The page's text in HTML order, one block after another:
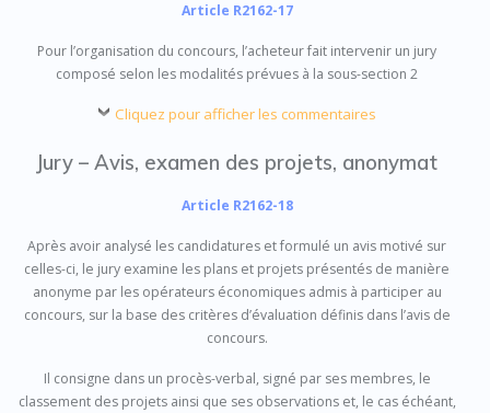
Article R2162-17
Pour l’organisation du concours, l’acheteur fait intervenir un jury
composé selon les modalités prévues à la sous-section 2
Cliquez pour afficher les commentaires
Jury – Avis, examen des projets, anonymat
Article R2162-18
Après avoir analysé les candidatures et formulé un avis motivé sur
celles-ci, le jury examine les plans et projets présentés de manière
anonyme par les opérateurs économiques admis à participer au
concours, sur la base des critères d’évaluation définis dans l’avis de
concours.
Il consigne dans un procès-verbal, signé par ses membres, le
classement des projets ainsi que ses observations et, le cas échéant,